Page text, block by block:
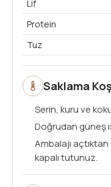
Lif
Protein
Tuz
Saklama
Serin, kuru ve
Doğrudan güneş
Ambalajı
kapalı tutunuz.